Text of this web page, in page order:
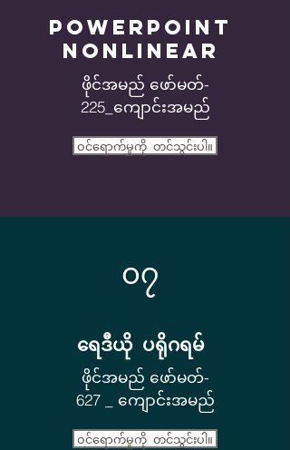
Powerpoint
NonLINEAR
ဖိုင်အမည် ဖော်မတ်-
225_ကျောင်းအမည်
ဝင်ရောက်မှုကို တင်သွင်းပါ။
၀၇
ရေဒီယို ပရိုဂရမ်
ဖိုင်အမည် ဖော်မတ်-
627 _ ကျောင်းအမည်
ဝင်ရောက်မှုကို တင်သွင်းပါ။